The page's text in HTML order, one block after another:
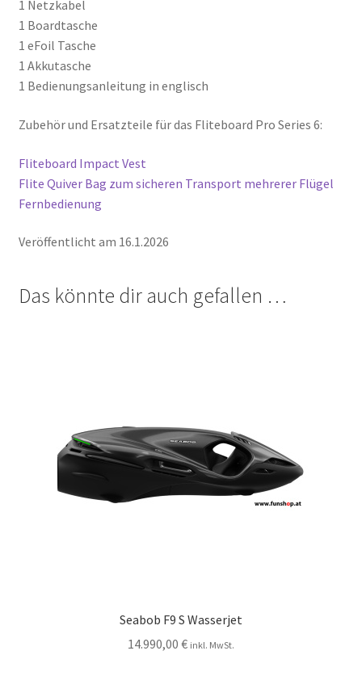
1 Netzkabel
1 Boardtasche
1 eFoil Tasche
1 Akkutasche
1 Bedienungsanleitung in englisch
Zubehör und Ersatzteile für das Fliteboard Pro Series 6:
Fliteboard Impact Vest
Flite Quiver Bag zum sicheren Transport mehrerer Flügel
Fernbedienung
Veröffentlicht am 16.1.2026
Das könnte dir auch gefallen …
Seabob F9 S Wasserjet
14.990,00 € inkl. MwSt.